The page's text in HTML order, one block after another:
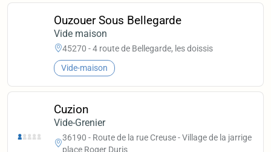
Ouzouer Sous Bellegarde
Vide maison
45270 - 4 route de Bellegarde, les doissis
Vide-maison
Cuzion
Vide-Grenier
36190 - Route de la rue Creuse - Village de la jarrige
place Roger Duris